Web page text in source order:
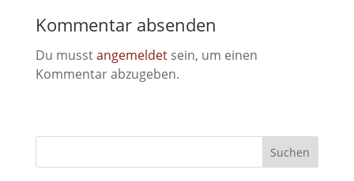
Kommentar absenden
Du musstangemeldetsein, um einen
Kommentar abzugeben.